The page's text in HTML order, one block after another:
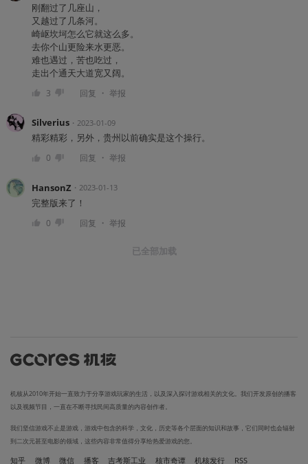
刚翻过了几座山，
又越过了几条河。
崎岖坎坷怎么它就这么多。
去你个山更险来水更恶。
难也遇过，苦也吃过，
走出个通天大道宽又阔。
3 回复 ・ 举报
Silverius・ 2023-01-09
精彩精彩，另外，贵州以前确实是这个操行。
0 回复 ・ 举报
HansonZ ・ 2023-01-13
完整版来了！
0 回复 ・ 举报
已全部加载
机核从2010年开始一直致力于分享游戏玩家的生活，以及深入探讨游戏相关的文化。我们开发原创的播客
以及视频节目，一直在不断寻找民间高质量的内容创作者。
我们坚信游戏不止是游戏，游戏中包含的科学，文化，历史等各个层面的知识和故事，它们同时也会辐射
到二次元甚至电影的领域，这些内容非常值得分享给热爱游戏的您。
知乎 微博 微信 播客 吉考斯工业 核市奇谭 机核发行 RSS